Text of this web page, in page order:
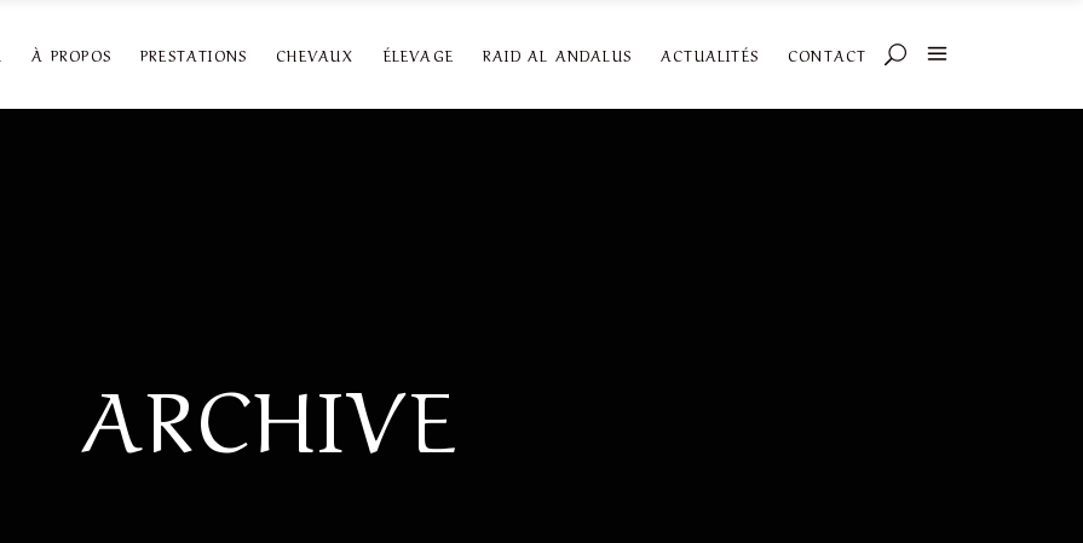
À PROPOS PRESTATIONS CHEVAUX ÉLEVAGE RAID AL ANDALUS ACTUALITÉS CONTACT
ARCHIVE